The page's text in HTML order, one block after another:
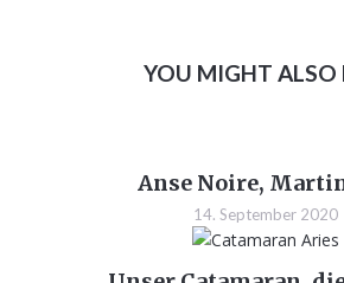
YOU MIGHT ALSO
Anse Noire,
14. September 2020